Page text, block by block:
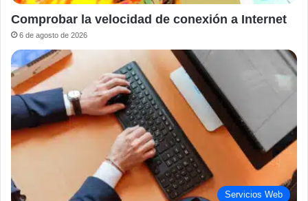
Comprobar la velocidad de conexión a Internet
6 de agosto de 2026
Servicios Web